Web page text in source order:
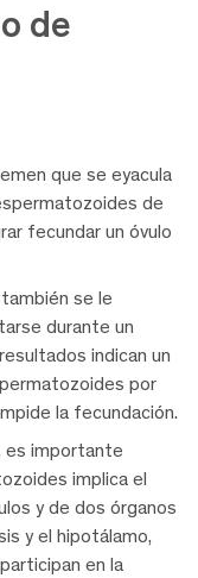
de
que se eyacula
de
fecundar un óvulo
se le
durante un
indican un
por
la fecundación.
es importante
implica el
y de dos órganos
y el hipotálamo,
en la